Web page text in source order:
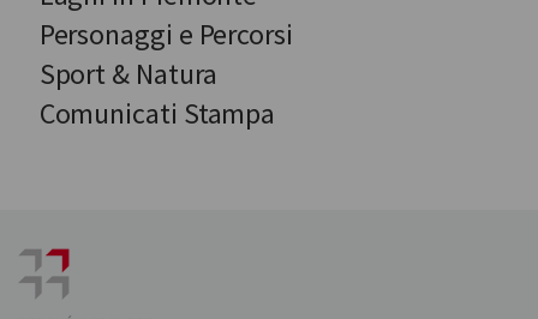
Personaggi e Percorsi
Sport & Natura
Comunicati Stampa